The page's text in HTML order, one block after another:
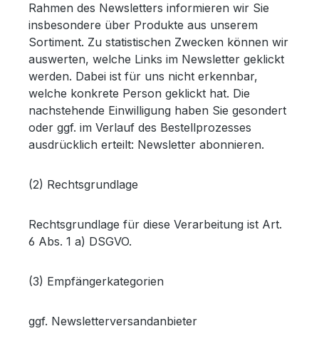
Rahmen des Newsletters informieren wir Sie
insbesondere über Produkte aus unserem
Sortiment. Zu statistischen Zwecken können wir
auswerten, welche Links im Newsletter geklickt
werden. Dabei ist für uns nicht erkennbar,
welche konkrete Person geklickt hat. Die
nachstehende Einwilligung haben Sie gesondert
oder ggf. im Verlauf des Bestellprozesses
ausdrücklich erteilt: Newsletter abonnieren.
(2) Rechtsgrundlage
Rechtsgrundlage für diese Verarbeitung ist Art.
6 Abs. 1 a) DSGVO.
(3) Empfängerkategorien
ggf. Newsletterversandanbieter